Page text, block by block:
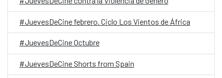
#JuevesDeCine febrero. Ciclo Los Vientos de África
#JuevesDeCine Octubre
#JuevesDeCine Shorts from Spain